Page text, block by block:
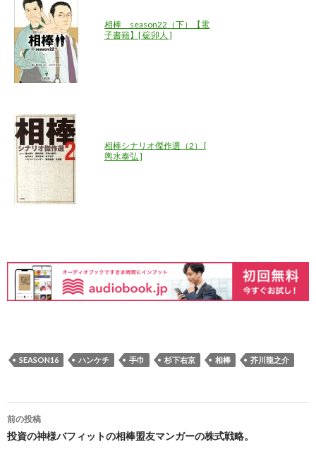
相棒 season22（下）【電
子書籍】[ 碇卯人 ]
相棒シナリオ傑作選（2） [
輿水泰弘 ]
SEASON16 ハンケチ 手巾 杉下右京 相棒 芥川龍之介
投
稿
前の投稿
投資の神様バフィットの相棒盟友マンガーの株式戦略。